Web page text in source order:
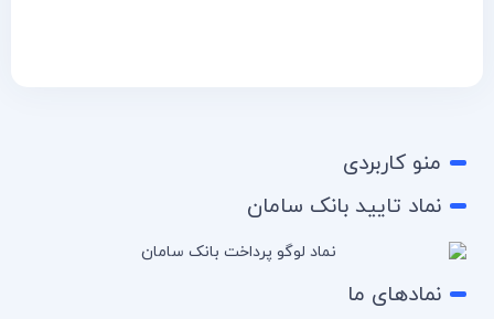
منو کاربردی
نماد تایید بانک سامان
نمادهای ما